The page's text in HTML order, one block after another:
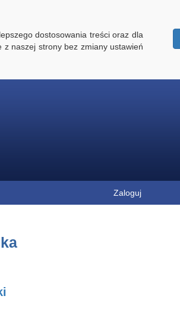
dostosowania treści oraz dla
z naszej strony bez zmiany ustawień
Zaloguj